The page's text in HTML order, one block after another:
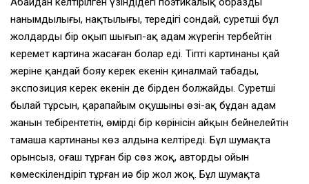
нанымдылығы, нақтылығы, тереңдігі сондай, суретші бұл
жолдарды бір оқып шығып-ақ адам жүрегін тербейтін
керемет картина жасаған болар еді. Тіпті картинаның қай
жеріне қандай бояу керек екенін қиналмай табады,
экспозиция керек екенін де бірден болжайды. Суретші
былай тұрсын, қарапайым оқушының өзі-ақ бұдан адам
жанын тебірентетін, өмірдің бір көрінісін айқын бейнелейтін
тамаша картинаны көз алдына келтіреді. Бұл шумақта
орынсыз, оғаш тұрған бір сөз жоқ, автордың ойын
көмескілендіріп тұрған иә бір жол жоқ. Бұл шумақта